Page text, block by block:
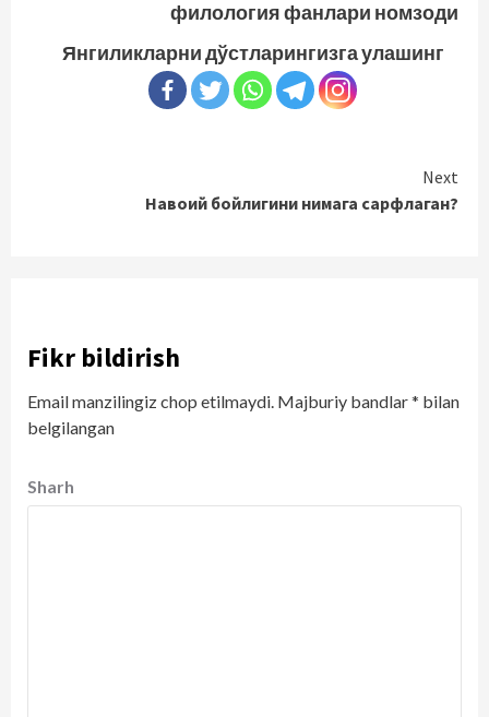
филология фанлари номзоди
Янгиликларни дўстларингизга улашинг
Reading
Next
Навоий бойлигини нимага сарфлаган?
Fikr bildirish
Email manzilingiz chop etilmaydi. Majburiy bandlar* bilan
belgilangan
Sharh